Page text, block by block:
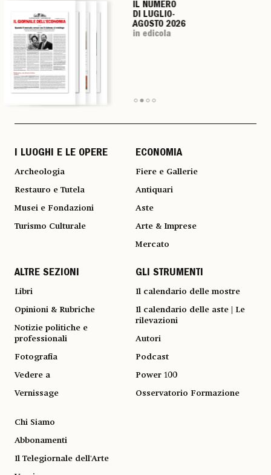
IL NUMERO
DI LUGLIO-
AGOSTO 2026
in edicola
IL NUMERO
DI LUGLIO-
AGOSTO 2026
in edicola
IL NUMERO
DI LUGLIO-
AGOSTO 2026
in edicola
IL NUMERO
DI LUGLIO-
AGOSTO 2026
in edicola
I LUOGHI E LE OPERE
Archeologia
Restauro e Tutela
Musei e Fondazioni
Turismo Culturale
ECONOMIA
Fiere e Gallerie
Antiquari
Aste
Arte & Imprese
Mercato
ALTRE SEZIONI
Libri
Opinioni & Rubriche
Notizie politiche e
professionali
Fotografia
Vedere a
Vernissage
GLI STRUMENTI
Il calendario delle mostre
Il calendario delle aste | Le
rilevazioni
Autori
Podcast
Power 100
Osservatorio Formazione
Chi Siamo
Abbonamenti
Il Telegiornale dell'Arte